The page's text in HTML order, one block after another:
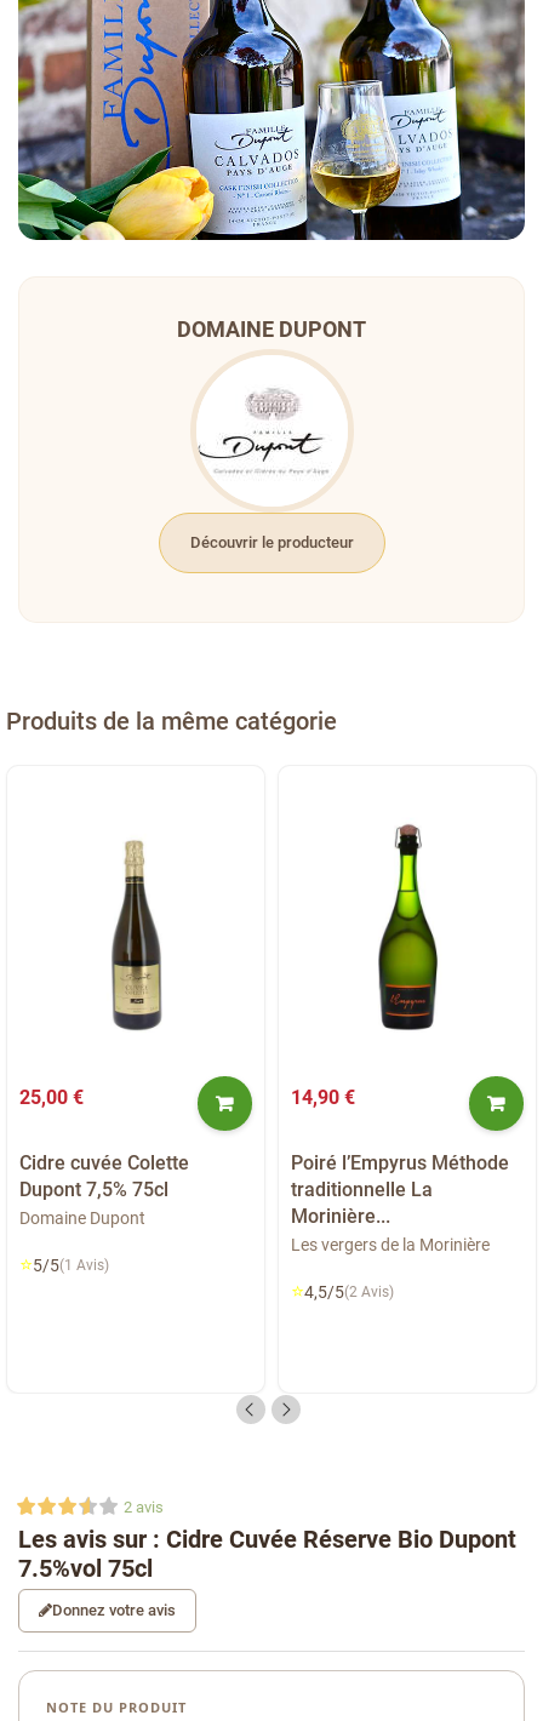
DOMAINE DUPONT
Découvrir le producteur
Produits de la même catégorie
25,00 €
Cidre cuvée Colette
Dupont 7,5% 75cl
Domaine Dupont
⭐5/5(1 Avis)
14,90 €
Poiré l’Empyrus Méthode
traditionnelle La
Morinière...
Les vergers de la Morinière
⭐4,5/5(2 Avis)
Les avis sur : Cidre Cuvée Réserve Bio Dupont
7.5%vol 75cl
2 avis
Donnez votre avis
NOTE DU PRODUIT